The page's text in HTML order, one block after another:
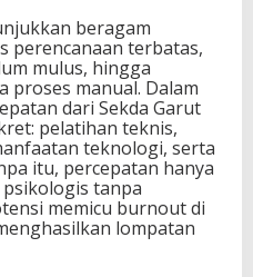
beragam
perencanaan terbatas,
mulus, hingga
proses manual. Dalam
dari Sekda Garut
pelatihan teknis,
teknologi, serta
itu, percepatan hanya
tanpa
memicu burnout di
lompatan